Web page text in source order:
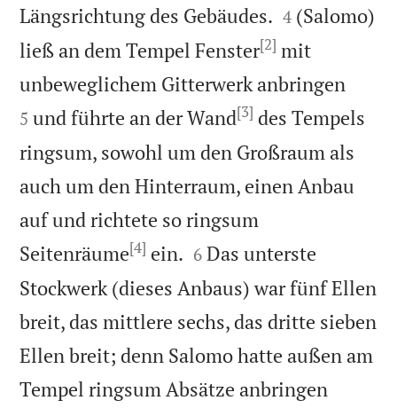
Längsrichtung des Gebäudes. 

4 (Salomo)
ließ an dem Tempel Fenster[2] mit
unbeweglichem Gitterwerk anbringen
5 und führte an der Wand[3] des Tempels
ringsum, sowohl um den Großraum als
auch um den Hinterraum, einen Anbau
auf und richtete so ringsum
Seitenräume[4] ein. 

6 Das unterste
Stockwerk (dieses Anbaus) war fünf Ellen
breit, das mittlere sechs, das dritte sieben
Ellen breit; denn Salomo hatte außen am
Tempel ringsum Absätze anbringen